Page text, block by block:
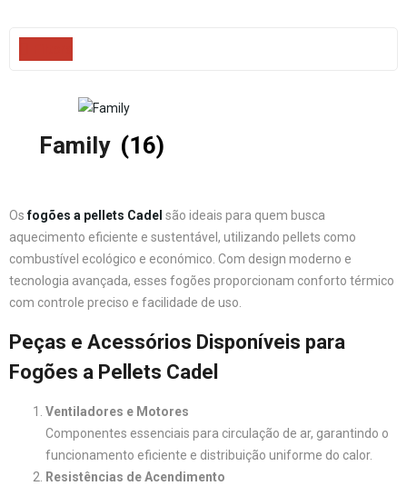
Family (16)
Osfogões a pellets Cadel são ideais para quem busca
aquecimento eficiente e sustentável, utilizando pellets como
combustível ecológico e económico. Com design moderno e
tecnologia avançada, esses fogões proporcionam conforto térmico
com controle preciso e facilidade de uso.
Peças e Acessórios Disponíveis para
Fogões a Pellets Cadel
Ventiladores e Motores
Componentes essenciais para circulação de ar, garantindo o
funcionamento eficiente e distribuição uniforme do calor.
Resistências de Acendimento